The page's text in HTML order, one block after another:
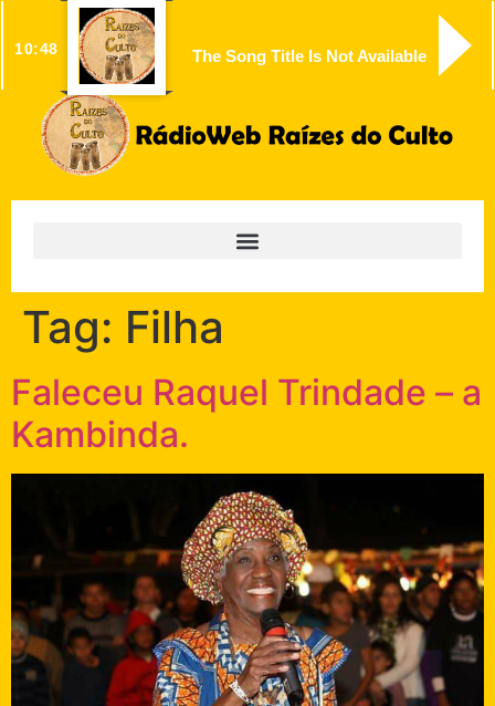
10:48 The Song Title Is Not Available
Tag: Filha
Faleceu Raquel Trindade – a
Kambinda.